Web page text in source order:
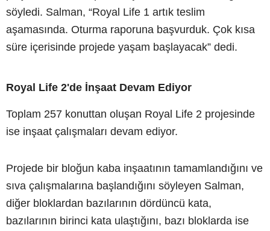
söyledi. Salman, “Royal Life 1 artık teslim
aşamasında. Oturma raporuna başvurduk. Çok kısa
süre içerisinde projede yaşam başlayacak” dedi.
Royal Life 2'de İnşaat Devam Ediyor
Toplam 257 konuttan oluşan Royal Life 2 projesinde
ise inşaat çalışmaları devam ediyor.
Projede bir bloğun kaba inşaatının tamamlandığını ve
sıva çalışmalarına başlandığını söyleyen Salman,
diğer bloklardan bazılarının dördüncü kata,
bazılarının birinci kata ulaştığını, bazı bloklarda ise